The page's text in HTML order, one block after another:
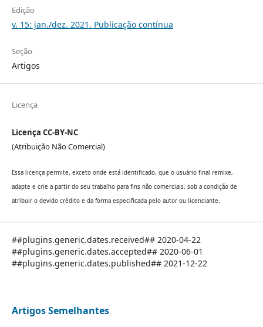
Edição
v. 15: jan./dez. 2021. Publicação contínua
Seção
Artigos
Licença
Licença CC-BY-NC
(Atribuição Não Comercial)
Essa licença permite, exceto onde está identificado, que o usuário final remixe,
adapte e crie a partir do seu trabalho para fins não comerciais, sob a condição de
atribuir o devido crédito e da forma especificada pelo autor ou licenciante.
##plugins.generic.dates.received## 2020-04-22
##plugins.generic.dates.accepted## 2020-06-01
##plugins.generic.dates.published## 2021-12-22
Artigos Semelhantes